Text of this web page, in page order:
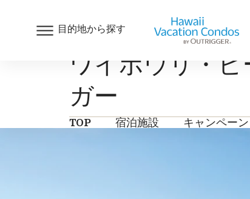
目的地から探す
ワイポウリ・ビ
ガー
TOP 宿泊施設 キャンペーン